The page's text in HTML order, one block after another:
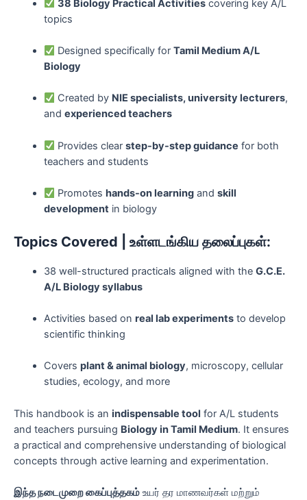
38 Biology Practical Activities covering key A/L
topics
Designed specifically forTamil Medium A/L
Biology
Created by NIE specialists, university lecturers,
and experienced teachers
Provides clearstep-by-step guidance for both
teachers and students
Promoteshands-on learning andskill
developmentin biology
Topics Covered | உள்ளடங்கிய தலைப்புகள்:
38 well-structured practicals aligned with the G.C.E.
A/L Biology syllabus
Activities based on real lab experimentsto develop
scientific thinking
Covers plant & animal biology, microscopy, cellular
studies, ecology, and more
This handbook is an indispensable tool for A/L students
and teachers pursuing Biology in Tamil Medium. It ensures
a practical and comprehensive understanding of biological
concepts through active learning and experimentation.
இந்த நடைமுறை கைப்புத்தகம் உயர் தர மாணவர்கள் மற்றும்